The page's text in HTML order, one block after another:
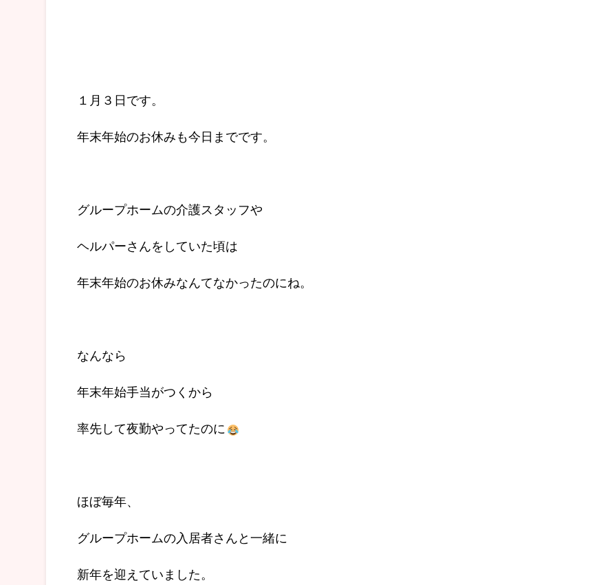
１月３日です。
年末年始のお休みも今日までです。
グループホームの介護スタッフや
ヘルパーさんをしていた頃は
年末年始のお休みなんてなかったのにね。
なんなら
年末年始手当がつくから
率先して夜勤やってたのに
ほぼ毎年、
グループホームの入居者さんと一緒に
新年を迎えていました。